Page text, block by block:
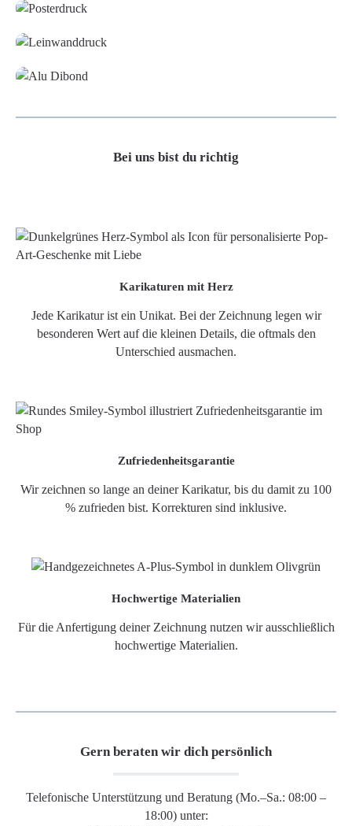
Bei uns bist du richtig
Karikaturen mit Herz
Jede Karikatur ist ein Unikat. Bei der Zeichnung legen wir
besonderen Wert auf die kleinen Details, die oftmals den
Unterschied ausmachen.
Zufriedenheitsgarantie
Wir zeichnen so lange an deiner Karikatur, bis du damit zu 100
% zufrieden bist. Korrekturen sind inklusive.
Hochwertige Materialien
Für die Anfertigung deiner Zeichnung nutzen wir ausschließlich
hochwertige Materialien.
Gern beraten wir dich persönlich
Telefonische Unterstützung und Beratung (Mo.–Sa.: 08:00 –
18:00) unter: